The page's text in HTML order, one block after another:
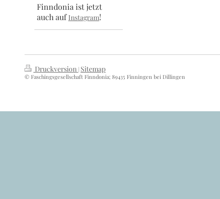
Finndonia ist jetzt
auch aufInstagram!
Druckversion | Sitemap
© Faschingsgesellschaft Finndonia; 89435 Finningen bei Dillingen